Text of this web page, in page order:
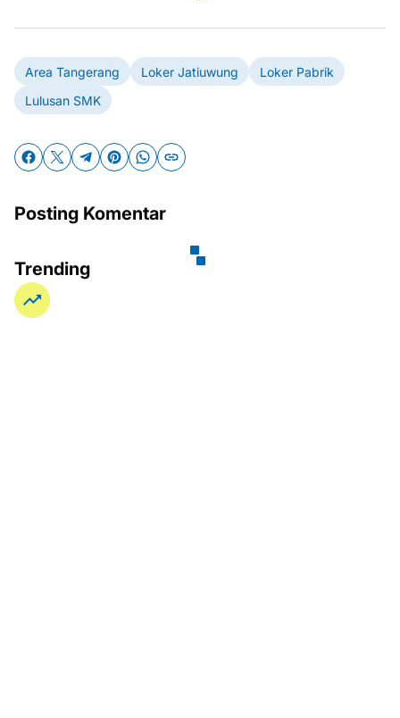
Area Tangerang Loker Jatiuwung
Loker Pabrik
Lulusan SMK
Posting Komentar
Trending